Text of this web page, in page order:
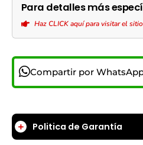
Para detalles más
Haz CLICK aquí para visitar el
Compartir por
Politica de Garantía